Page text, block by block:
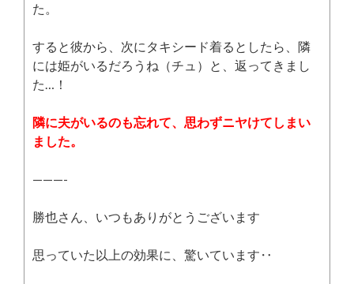
た。
すると彼から、次にタキシード着るとしたら、隣
には姫がいるだろうね（チュ）と、返ってきまし
た…！
隣に夫がいるのも忘れて、思わずニヤけてしまい
ました。
———-
勝也さん、いつもありがとうございます
思っていた以上の効果に、驚いています‥